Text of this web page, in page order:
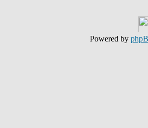
Powered by